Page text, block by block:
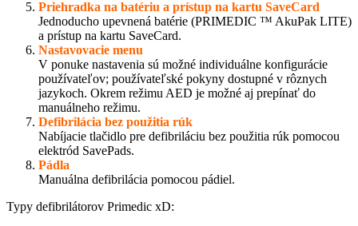
Priehradka na batériu a prístup na kartu SaveCard
Jednoducho upevnená batérie (PRIMEDIC ™ AkuPak LITE)
a prístup na kartu SaveCard.
Nastavovacie menu
V ponuke nastavenia sú možné individuálne konfigurácie
používateľov; používateľské pokyny dostupné v rôznych
jazykoch. Okrem režimu AED je možné aj prepínať do
manuálneho režimu.
Defibrilácia bez použitia rúk
Nabíjacie tlačidlo pre defibriláciu bez použitia rúk pomocou
elektród SavePads.
Pádla
Manuálna defibrilácia pomocou pádiel.
Typy defibrilátorov Primedic xD: